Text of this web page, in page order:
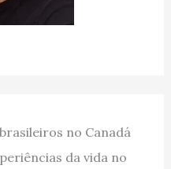
no Canadá
da vida no